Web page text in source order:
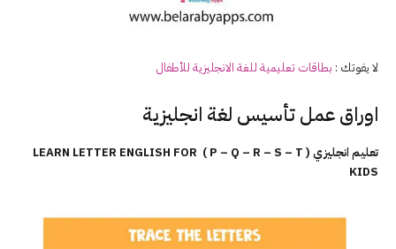
لا يفوتك : بطاقات تعليمية للغة الانجليزية للأطفال
اوراق عمل تأسيس لغة انجليزية
تعليم انجليزي ( P – Q – R – S – T ) LEARN LETTER ENGLISH FOR
KIDS